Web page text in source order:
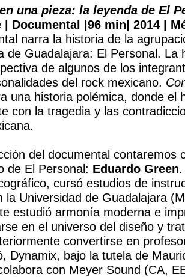
una pieza: la leyenda de El
| Documental |96 min| 2014 |
narra la historia de la
de Guadalajara: El Personal. La
de algunos de los
del rock mexicano.
una historia polémica, donde el
con la tragedia y las
del documental contaremos
de El Personal: Eduardo Green
cursó estudios de
la Universidad de Guadalajara
estudió armonía moderna e
en el universo del diseño y
convertirse en
Dynamix, bajo la tutela de
con Meyer Sound (CA,